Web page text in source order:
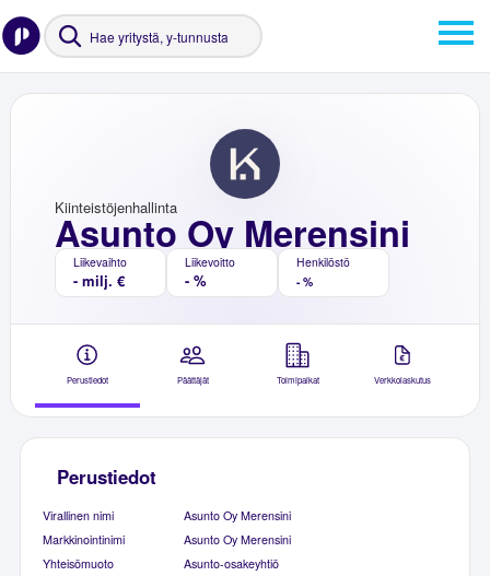
Asunto Oy Merensini
Kiinteistöjenhallinta
Liikevaihto
- milj. €
Liikevoitto
- %
Henkilöstö
- %
Perustiedot Päättäjät Toimipaikat Verkkolaskutus
Perustiedot
Virallinen nimi
Asunto Oy Merensini
Markkinointinimi
Asunto Oy Merensini
Yhteisömuoto
Asunto-osakeyhtiö